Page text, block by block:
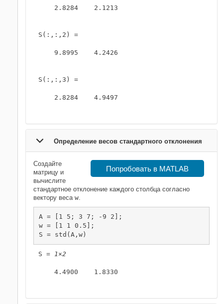
    2.8284    2.1213
S(:,:,2) =
    9.8995    4.2426
S(:,:,3) =
    2.8284    4.9497
Определение весов стандартного отклонения
Попробовать в MATLAB
Создайте
матрицу и
вычислите
стандартное отклонение каждого столбца согласно
вектору веса w.
A = [1 5; 3 7; -9 2];
w = [1 1 0.5];
S = std(A,w)
S = 1×2
    4.4900    1.8330